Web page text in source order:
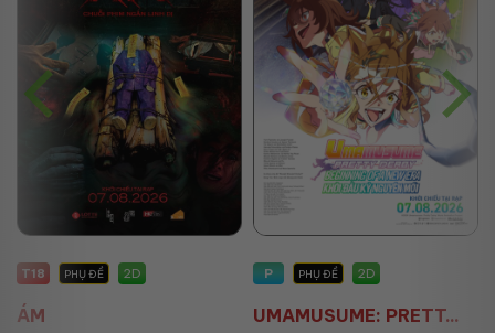
T18 PHỤ ĐỀ 2D
ÁM
P PHỤ ĐỀ 2D
UMAMUSUME: PRETT...